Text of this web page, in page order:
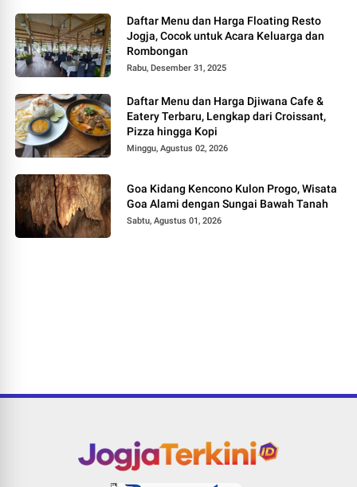
Daftar Menu dan Harga Floating Resto
Jogja, Cocok untuk Acara Keluarga dan
Rombongan
Rabu, Desember 31, 2025
Daftar Menu dan Harga Djiwana Cafe &
Eatery Terbaru, Lengkap dari Croissant,
Pizza hingga Kopi
Minggu, Agustus 02, 2026
Goa Kidang Kencono Kulon Progo, Wisata
Goa Alami dengan Sungai Bawah Tanah
Sabtu, Agustus 01, 2026